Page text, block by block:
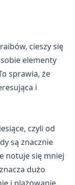
cieszy się
elementy
sprawia, że
i
czyli od
są znacznie
notuje się mniej
dużo